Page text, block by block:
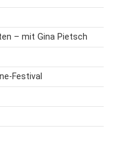
– mit Gina Pietsch
Festival